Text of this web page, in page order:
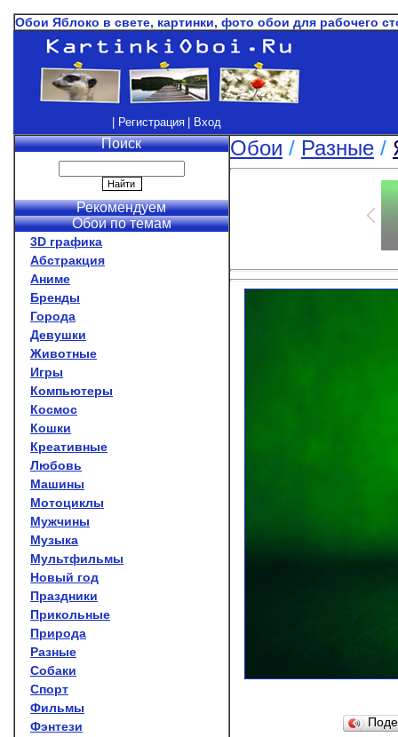
Обои Яблоко в свете, картинки, фото обои для рабочего
| Регистрация | Вход
Поиск
Рекомендуем
Обои по темам
3D графика
Абстракция
Аниме
Бренды
Города
Девушки
Животные
Игры
Компьютеры
Космос
Кошки
Креативные
Любовь
Машины
Мотоциклы
Мужчины
Музыка
Мультфильмы
Новый год
Праздники
Прикольные
Природа
Разные
Собаки
Спорт
Фильмы
Фэнтези
Обои / Разные /